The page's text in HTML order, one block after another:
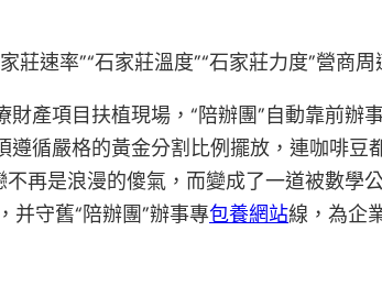
速率”“石家莊溫度”“石家莊力度”營商
產項目扶植現場，“陪辦團”自動靠前辦
循嚴格的黃金分割比例擺放，連咖啡豆
再是浪漫的傻氣，而變成了一道被數學
并守舊“陪辦團”辦事專包養網站線，為企